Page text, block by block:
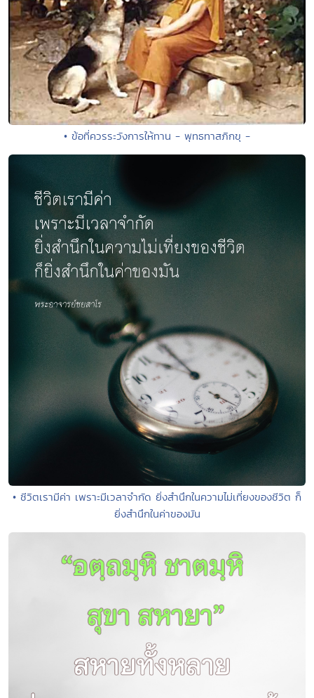
• ข้อที่ควรระวังการให้ทาน - พุทธทาสภิกขุ -
• ชีวิตเรามีค่า เพราะมีเวลาจำกัด ยิ่งสำนึกในความไม่เที่ยงของชีวิต ก็
ยิ่งสำนึกในค่าของมัน